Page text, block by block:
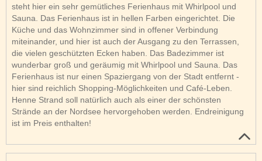
steht hier ein sehr gemütliches Ferienhaus mit Whirlpool und
Sauna. Das Ferienhaus ist in hellen Farben eingerichtet. Die
Küche und das Wohnzimmer sind in offener Verbindung
miteinander, und hier ist auch der Ausgang zu den Terrassen,
die vielen geschützten Ecken haben. Das Badezimmer ist
wunderbar groß und geräumig mit Whirlpool und Sauna. Das
Ferienhaus ist nur einen Spaziergang von der Stadt entfernt -
hier sind reichlich Shopping-Möglichkeiten und Café-Leben.
Henne Strand soll natürlich auch als einer der schönsten
Strände an der Nordsee hervorgehoben werden. Endreinigung
ist im Preis enthalten!